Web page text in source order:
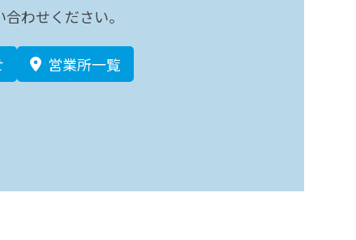
わせください。
営業所一覧